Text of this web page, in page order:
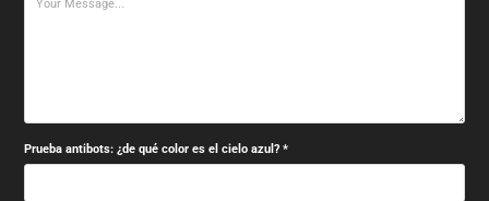
Prueba antibots: ¿de qué color es el cielo azul? *